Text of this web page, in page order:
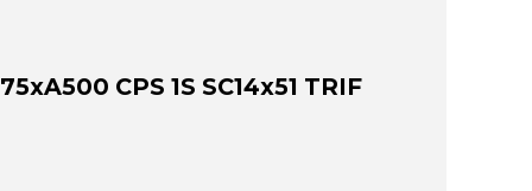
CPS 1S SC14x51 TRIF